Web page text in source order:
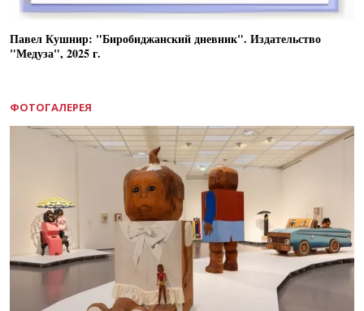
Павел Кушнир: "Биробиджанский дневник". Издательство
"Медуза", 2025 г.
ФОТОГАЛЕРЕЯ